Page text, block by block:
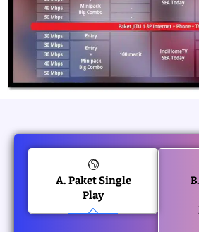
A. Paket Single
Play